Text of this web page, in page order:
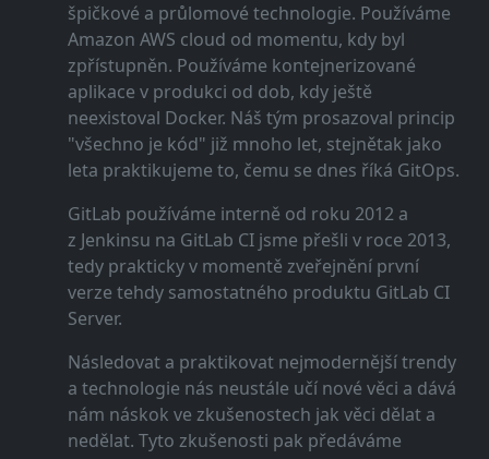
špičkové a průlomové technologie. Používáme
Amazon AWS cloud od momentu, kdy byl
zpřístupněn. Používáme kontejnerizované
aplikace v produkci od dob, kdy ještě
neexistoval Docker. Náš tým prosazoval princip
"všechno je kód" již mnoho let, stejnětak jako
leta praktikujeme to, čemu se dnes říká GitOps.
GitLab používáme interně od roku 2012 a
z Jenkinsu na GitLab CI jsme přešli v roce 2013,
tedy prakticky v momentě zveřejnění první
verze tehdy samostatného produktu GitLab CI
Server.
Následovat a praktikovat nejmodernější trendy
a technologie nás neustále učí nové věci a dává
nám náskok ve zkušenostech jak věci dělat a
nedělat. Tyto zkušenosti pak předáváme